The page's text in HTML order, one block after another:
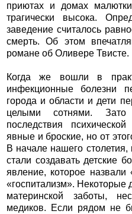
приютах и домах
трагически высока.
заведение считалось
смерть. Об этом
романе об Оливере Твисте.
Когда же вошли в
инфекционные болезни
города и области и дети
целыми сотнями.
последствия
явные и броские, но от
В начале нашего
стали создавать детские
явление, которое назвали
«госпитализм». Некоторые
материнской заботы,
медиков. Если рядом не